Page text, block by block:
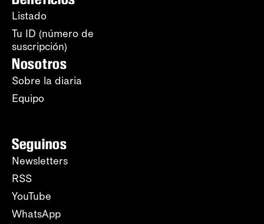
Listado
Tu ID (número de
suscripción)
Nosotros
Sobre la diaria
Equipo
Seguinos
Newsletters
RSS
YouTube
WhatsApp